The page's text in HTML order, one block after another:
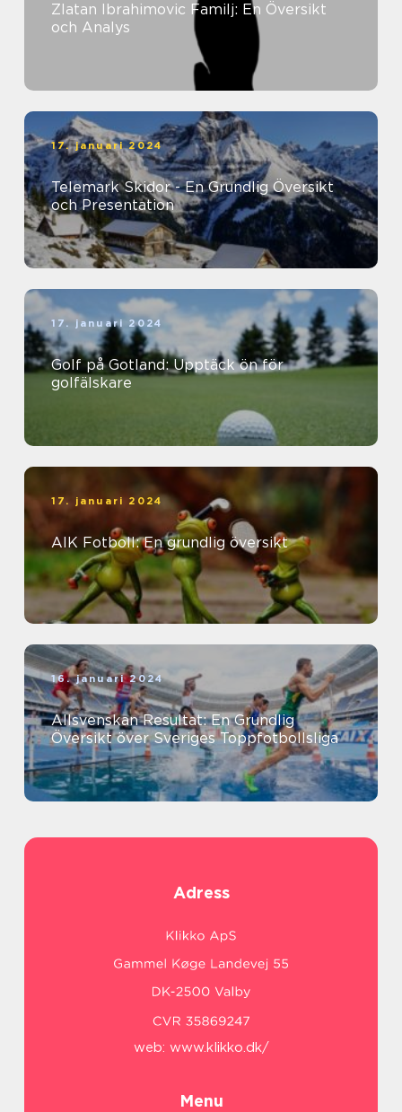
Zlatan Ibrahimovic Familj: En Översikt
och Analys
17. januari 2024
Telemark Skidor - En Grundlig Översikt
och Presentation
17. januari 2024
Golf på Gotland: Upptäck ön för
golfälskare
17. januari 2024
AIK Fotboll: En grundlig översikt
16. januari 2024
Allsvenskan Resultat: En Grundlig
Översikt över Sveriges Toppfotbollsliga
Adress
web: www.klikko.dk/
Menu